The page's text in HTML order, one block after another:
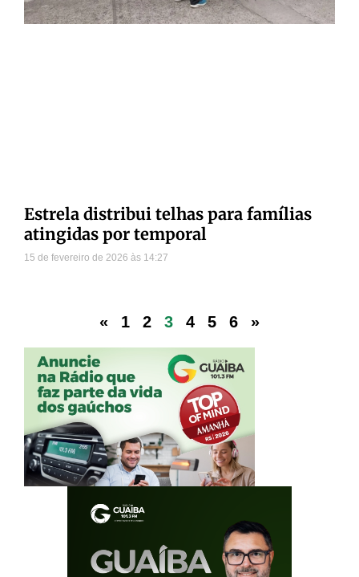
Estrela distribui telhas para famílias
atingidas por temporal
15 de fevereiro de 2026 14:27
« 1 2 3 4 5 6 »